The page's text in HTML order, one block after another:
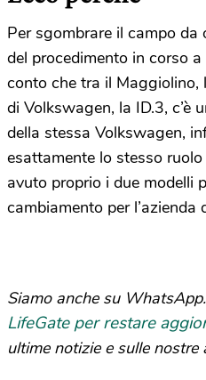
Per sgombrare il campo
del procedimento in corso
conto che tra il Maggiolino,
di Volkswagen, la ID.3, c’è
della stessa Volkswagen,
esattamente lo stesso
avuto proprio i due modelli
cambiamento per l’azienda
Siamo anche su WhatsApp.
LifeGate per restare
ultime notizie e sulle nostre